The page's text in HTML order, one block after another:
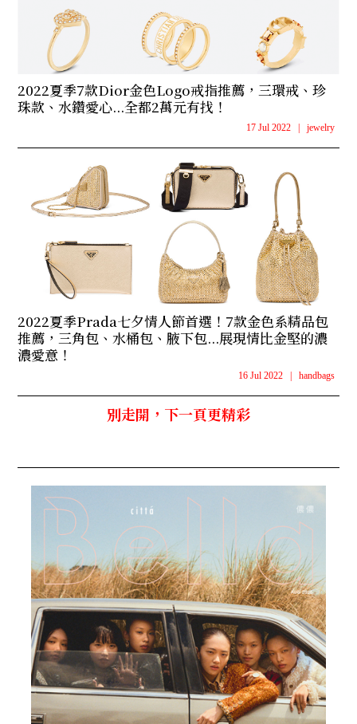
2022夏季7款Dior金色Logo戒指推薦，三環戒、珍
珠款、水鑽愛心...全都2萬元有找！
17 Jul 2022 jewelry
2022夏季Prada七夕情人節首選！7款金色系精品包
推薦，三角包、水桶包、腋下包...展現情比金堅的濃
濃愛意！
16 Jul 2022 handbags
別走開，下一頁更精彩